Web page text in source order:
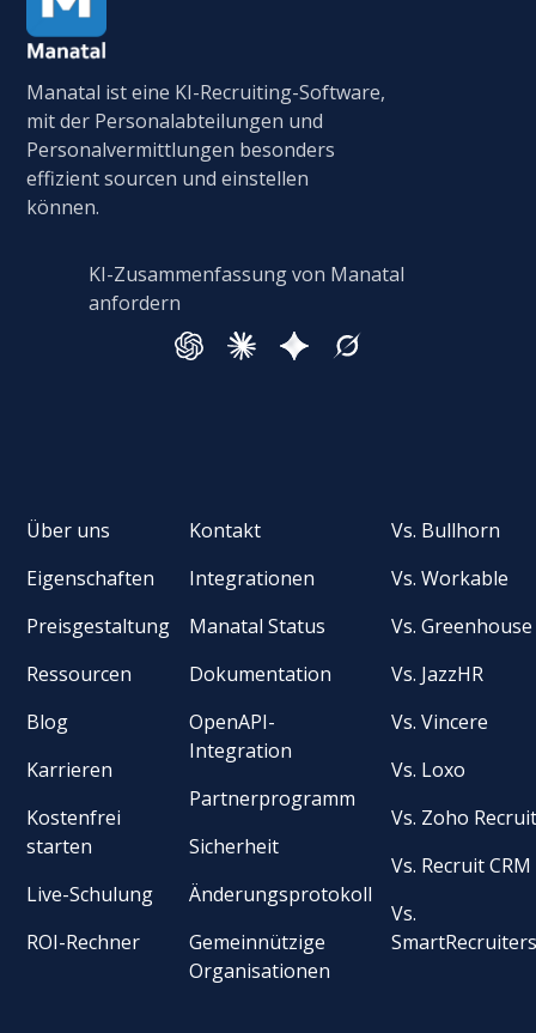
Manatal ist eine KI-Recruiting-Software,
mit der Personalabteilungen und
Personalvermittlungen besonders
effizient sourcen und einstellen
können.
KI-Zusammenfassung von Manatal
anfordern
Über uns
Eigenschaften
Preisgestaltung
Ressourcen
Blog
Karrieren
Kostenfrei
starten
Live-Schulung
ROI-Rechner
Kontakt
Integrationen
Manatal Status
Dokumentation
OpenAPI-
Integration
Partnerprogramm
Sicherheit
Änderungsprotokoll
Gemeinnützige
Organisationen
Vs. Bullhorn
Vs. Workable
Vs. Greenhouse
Vs. JazzHR
Vs. Vincere
Vs. Loxo
Vs. Zoho
Vs. Recruit CRM
Vs.